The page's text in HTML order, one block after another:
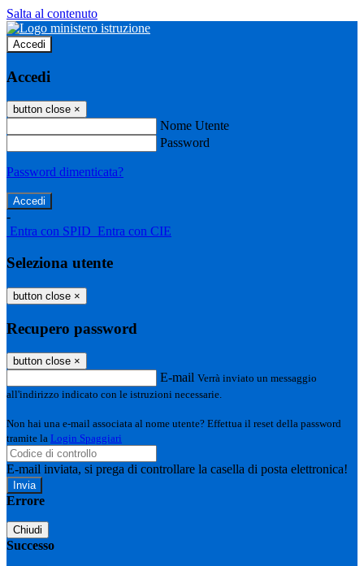
Salta al contenuto
Accedi
Accedi
button close ×
Nome Utente
Password
Password dimenticata?
-
Entra con SPID Entra con CIE
Seleziona utente
button close ×
Recupero password
button close ×
E-mail Verrà inviato un messaggio
all'indirizzo indicato con le istruzioni necessarie.
Non hai una e-mail associata al nome utente? Effettua il reset della password
tramite la Login Spaggiari
E-mail inviata, si prega di controllare la casella di posta elettronica!
Errore
Chiudi
Successo